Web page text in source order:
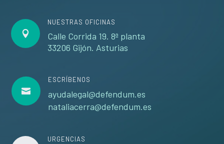

NUESTRAS OFICINAS
Calle Corrida 19. 8ª planta
33206 Gijón. Asturias

ESCRÍBENOS
ayudalegal@defendum.es
nataliacerra@defendum.es
URGENCIAS